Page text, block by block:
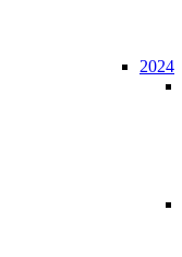
2024